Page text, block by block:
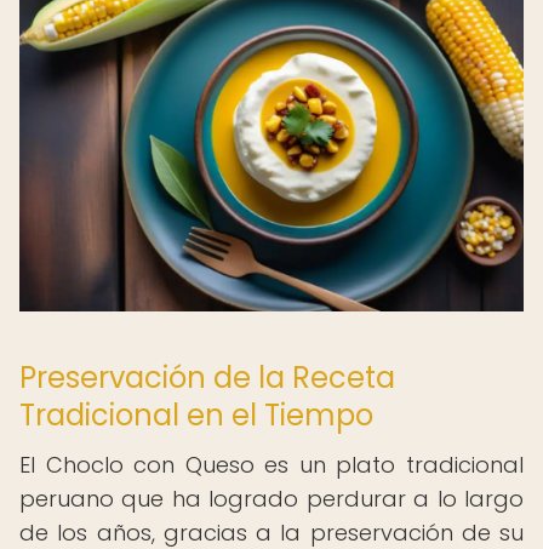
Preservación de la Receta
Tradicional en el Tiempo
El Choclo con Queso es un plato tradicional
peruano que ha logrado perdurar a lo largo
de los años, gracias a la preservación de su